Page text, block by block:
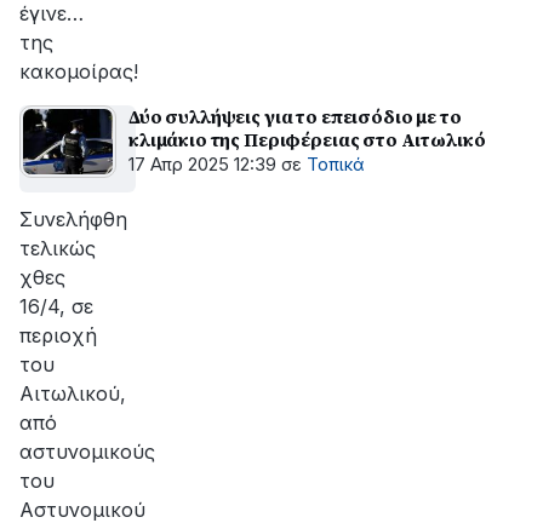
έγινε…
της
κακομοίρας!
Δύο συλλήψεις για το επεισόδιο με το
κλιμάκιο της Περιφέρειας στο Αιτωλικό
17 Απρ 2025 12:39 σε Τοπικά
Συνελήφθη
τελικώς
χθες
16/4, σε
περιοχή
του
Αιτωλικού,
από
αστυνομικούς
του
Αστυνομικού